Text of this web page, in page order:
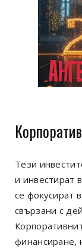
Тези
и инвестират
се фокусират
свързани с
финансиране,